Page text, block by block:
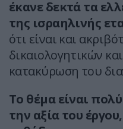
έκανε δεκτά τα
της ισραηλινής
ότι είναι και
δικαιολογητικών
κατακύρωση του
Το θέμα είναι
την αξία του